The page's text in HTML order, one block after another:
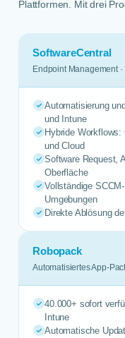
Plattformen. Mit drei
SoftwareCentral
Endpoint Management
Automatisierung
und Intune
Hybride
und Cloud
Software Request,
Oberfläche
Vollständige
Umgebungen
Direkte Ablösung
Robopack
Automatisiertes App-
40.000+ sofort
Intune
Automatische